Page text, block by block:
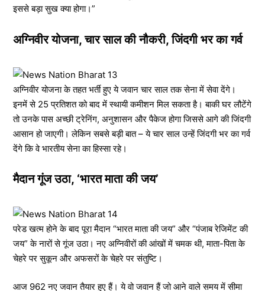
इससे बड़ा सुख क्या होगा।”
अग्निवीर योजना, चार साल की नौकरी, जिंदगी भर का गर्व
अग्निवीर योजना के तहत भर्ती हुए ये जवान चार साल तक सेना में सेवा देंगे।
इनमें से 25 प्रतिशत को बाद में स्थायी कमीशन मिल सकता है। बाकी घर लौटेंगे
तो उनके पास अच्छी ट्रेनिंग, अनुशासन और पैकेज होगा जिससे आगे की जिंदगी
आसान हो जाएगी। लेकिन सबसे बड़ी बात – ये चार साल उन्हें जिंदगी भर का गर्व
देंगे कि वे भारतीय सेना का हिस्सा रहे।
मैदान गूंज उठा, ‘भारत माता की जय’
परेड खत्म होने के बाद पूरा मैदान “भारत माता की जय” और “पंजाब रेजिमेंट की
जय” के नारों से गूंज उठा। नए अग्निवीरों की आंखों में चमक थी, माता-पिता के
चेहरे पर सुकून और अफसरों के चेहरे पर संतुष्टि।
आज 962 नए जवान तैयार हुए हैं। ये वो जवान हैं जो आने वाले समय में सीमा